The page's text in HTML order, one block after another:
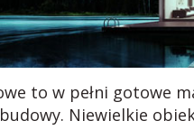
to w pełni gotowe
Niewielkie